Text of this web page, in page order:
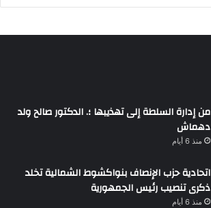
من إدارة السلطة إلى تهذيبها ؛. الدكتور صالح ولد
دهماش
منذ 6 أيام
اتحادية حزب الإنصاف بنواكشوط الشمالية تخلد
ذكرى تنصيب رئيس الجمهورية
منذ 6 أيام